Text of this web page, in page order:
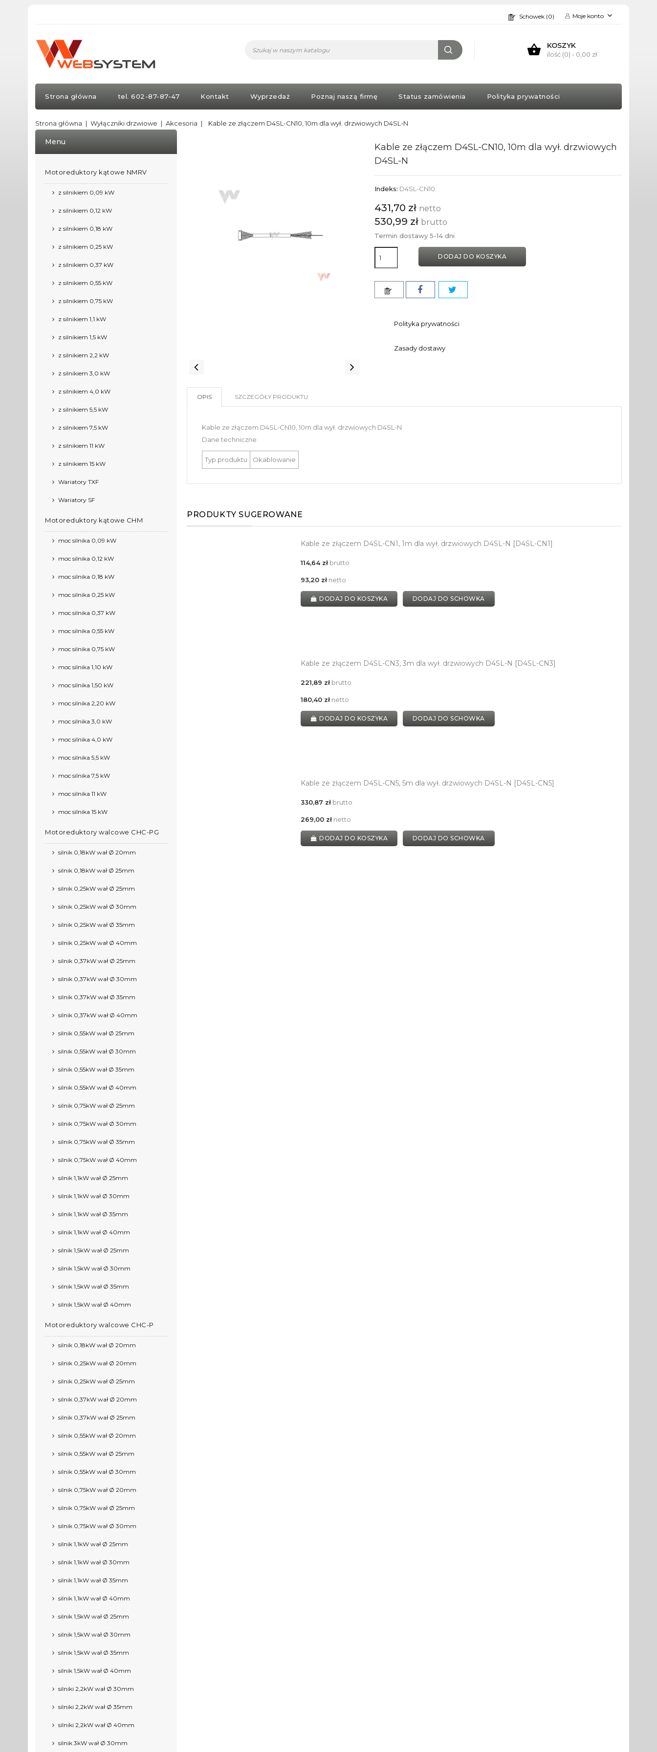
Schowek (0) Moje konto
KOSZYK
ilość (0) - 0,00 zł
Strona główna tel. 602-87-87-47 Kontakt Wyprzedaż Poznaj naszą firmę Status zamówienia Polityka prywatności
Strona główna Wyłączniki drzwiowe Akcesoria Kable ze złączem D4SL-CN10, 10m dla wył. drzwiowych D4SL-N
Menu
Motoreduktory kątowe NMRV
z silnikiem 0,09 kW
z silnikiem 0,12 kW
z silnikiem 0,18 kW
z silnikiem 0,25 kW
z silnikiem 0,37 kW
z silnikiem 0,55 kW
z silnikiem 0,75 kW
z silnikiem 1,1 kW
z silnikiem 1,5 kW
z silnikiem 2,2 kW
z silnikiem 3,0 kW
z silnikiem 4,0 kW
z silnikiem 5,5 kW
z silnikiem 7,5 kW
z silnikiem 11 kW
z silnikiem 15 kW
Wariatory TXF
Wariatory SF
Motoreduktory kątowe CHM
moc silnika 0,09 kW
moc silnika 0,12 kW
moc silnika 0,18 kW
moc silnika 0,25 kW
moc silnika 0,37 kW
moc silnika 0,55 kW
moc silnika 0,75 kW
moc silnika 1,10 kW
moc silnika 1,50 kW
moc silnika 2,20 kW
moc silnika 3,0 kW
moc silnika 4,0 kW
moc silnika 5,5 kW
moc silnika 7,5 kW
moc silnika 11 kW
moc silnika 15 kW
Motoreduktory walcowe CHC-PG
silnik 0,18kW wał Ø 20mm
silnik 0,18kW wał Ø 25mm
silnik 0,25kW wał Ø 25mm
silnik 0,25kW wał Ø 30mm
silnik 0,25kW wał Ø 35mm
silnik 0,25kW wał Ø 40mm
silnik 0,37kW wał Ø 25mm
silnik 0,37kW wał Ø 30mm
silnik 0,37kW wał Ø 35mm
silnik 0,37kW wał Ø 40mm
silnik 0,55kW wał Ø 25mm
silnik 0,55kW wał Ø 30mm
silnik 0,55kW wał Ø 35mm
silnik 0,55kW wał Ø 40mm
silnik 0,75kW wał Ø 25mm
silnik 0,75kW wał Ø 30mm
silnik 0,75kW wał Ø 35mm
silnik 0,75kW wał Ø 40mm
silnik 1,1kW wał Ø 25mm
silnik 1,1kW wał Ø 30mm
silnik 1,1kW wał Ø 35mm
silnik 1,1kW wał Ø 40mm
silnik 1,5kW wał Ø 25mm
silnik 1,5kW wał Ø 30mm
silnik 1,5kW wał Ø 35mm
silnik 1,5kW wał Ø 40mm
Motoreduktory walcowe CHC-P
silnik 0,18kW wał Ø 20mm
silnik 0,25kW wał Ø 20mm
silnik 0,25kW wał Ø 25mm
silnik 0,37kW wał Ø 20mm
silnik 0,37kW wał Ø 25mm
silnik 0,55kW wał Ø 20mm
silnik 0,55kW wał Ø 25mm
silnik 0,55kW wał Ø 30mm
silnik 0,75kW wał Ø 20mm
silnik 0,75kW wał Ø 25mm
silnik 0,75kW wał Ø 30mm
silnik 1,1kW wał Ø 25mm
silnik 1,1kW wał Ø 30mm
silnik 1,1kW wał Ø 35mm
silnik 1,1kW wał Ø 40mm
silnik 1,5kW wał Ø 25mm
silnik 1,5kW wał Ø 30mm
silnik 1,5kW wał Ø 35mm
silnik 1,5kW wał Ø 40mm
silniki 2,2kW wał Ø 30mm
silniki 2,2kW wał Ø 35mm
silniki 2,2kW wał Ø 40mm
silnik 3kW wał Ø 30mm
Kable ze złączem D4SL-CN10, 10m dla wył. drzwiowych
D4SL-N
Indeks: D4SL-CN10
431,70 zł netto
530,99 zł brutto
Termin dostawy 5-14 dni
DODAJ DO KOSZYKA
Polityka prywatności
Zasady dostawy
OPIS SZCZEGÓŁY PRODUKTU
Kable ze złączem D4SL-CN10, 10m dla wył. drzwiowych D4SL-N
Dane techniczne:
Typ produktu Okablowanie
PRODUKTY SUGEROWANE
Kable ze złączem D4SL-CN1, 1m dla wył. drzwiowych D4SL-N [D4SL-CN1]
114,64 złbrutto
93,20 złnetto
DODAJ DO KOSZYKA DODAJ DO SCHOWKA
Kable ze złączem D4SL-CN3, 3m dla wył. drzwiowych D4SL-N [D4SL-CN3]
221,89 złbrutto
180,40 złnetto
DODAJ DO KOSZYKA DODAJ DO SCHOWKA
Kable ze złączem D4SL-CN5, 5m dla wył. drzwiowych D4SL-N [D4SL-CN5]
330,87 złbrutto
269,00 złnetto
DODAJ DO KOSZYKA DODAJ DO SCHOWKA